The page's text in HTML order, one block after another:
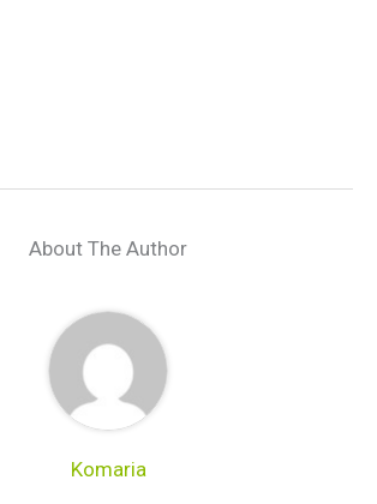
About The Author
Komaria